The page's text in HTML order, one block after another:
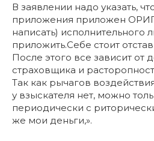
В заявлении надо указать,
приложения приложен
написать) исполнительного
приложить.Себе стоит
После этого все зависит от
страховщика и
Так как рычагов
у взыскателя нет, можно
периодически с
же мои деньги,».